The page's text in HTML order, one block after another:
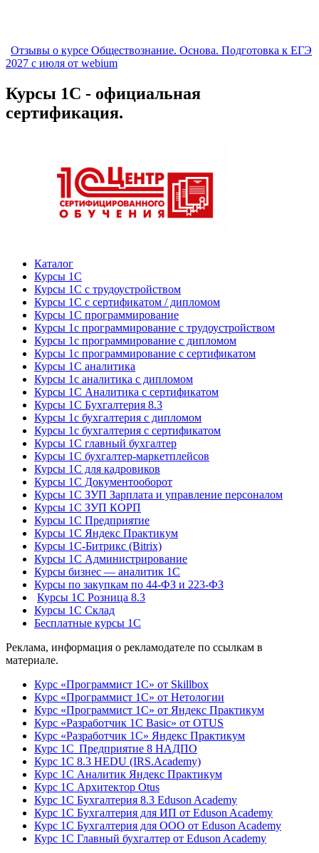
Отзывы о курсе Обществознание. Основа. Подготовка к ЕГЭ
2027 с июля от webium
Курсы 1С - официальная
сертификация.
Каталог
Курсы 1С
Курсы 1С с трудоустройством
Курсы 1С с сертификатом / дипломом
Курсы 1С программирование
Курсы 1с программирование с трудоустройством
Курсы 1с программирование с дипломом
Курсы 1с программирование с сертификатом
Курсы 1С аналитика
Курсы 1с аналитика с дипломом
Курсы 1С Аналитика с сертификатом
Курсы 1С Бухгалтерия 8.3
Курсы 1с бухгалтерия с дипломом
Курсы 1с бухгалтерия с сертификатом
Курсы 1С главный бухгалтер
Курсы 1С бухгалтер-маркетплейсов
Курсы 1С для кадровиков
Курсы 1С Документооборот
Курсы 1С ЗУП Зарплата и управление персоналом
Курсы 1С ЗУП КОРП
Курсы 1С Предприятие
Курсы 1С Яндекс Практикум
Курсы 1С-Битрикс (Bitrix)
Курсы 1С Администрирование
Курсы бизнес — аналитик 1С
Курсы по закупкам по 44‑ФЗ и 223‑ФЗ
Курсы 1С Розница 8.3
Курсы 1С Склад
Бесплатные курсы 1С
Реклама, информация о рекламодателе по ссылкам в
материале.
Курс «Программист 1С» от Skillbox
Курс «Программист 1С» от Нетологии
Курс «Программист 1С» от Яндекс Практикум
Курс «Разработчик 1С Basic» от OTUS
Курс «Разработчик 1С» Яндекс Практикум
Курс 1С Предприятие 8 НАДПО
Курс 1С 8.3 HEDU (IRS.Academy)
Курс 1С Аналитик Яндекс Практикум
Курс 1С Архитектор Otus
Курс 1С Бухгалтерия 8.3 Eduson Academy
Курс 1С Бухгалтерия для ИП от Eduson Academy
Курс 1С Бухгалтерия для ООО от Eduson Academy
Курс 1С Главный бухгалтер от Eduson Academy